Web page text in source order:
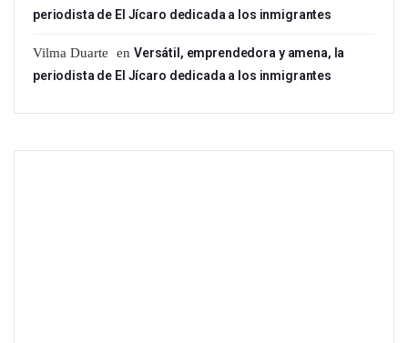
periodista de El Jícaro dedicada a los inmigrantes
Vilma Duarte en Versátil, emprendedora y amena, la
periodista de El Jícaro dedicada a los inmigrantes